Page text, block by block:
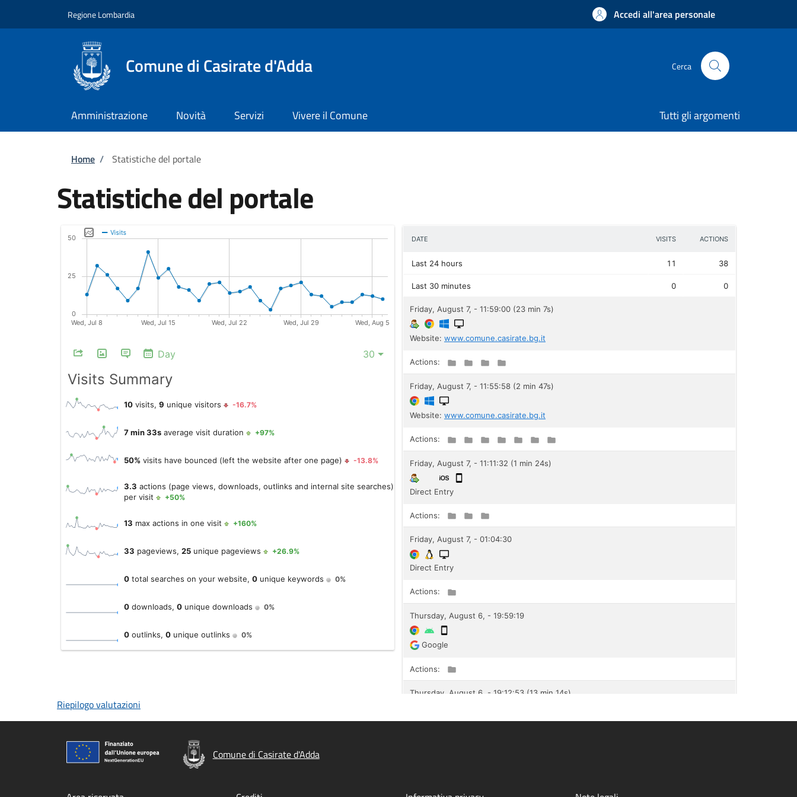
Regione Lombardia Accedi all'area personale
Comune di Casirate d'Adda Cerca
Amministrazione Novità Servizi Vivere il Comune Tutti gli argomenti
Briciole di pane
Home / Statistiche del portale
Statistiche del portale
Riepilogo valutazioni
Comune di Casirate d'Adda